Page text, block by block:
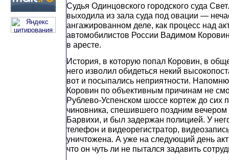
Судья Одинцовского городского суда
выходила из зала суда под овации —
ангажированном деле, как процесс над
автомобилистов России Вадимом
в аресте.
История, в которую попал Коровин, в
него изволил обидеться некий
вот и посыпались неприятности.
Коровин по объективным причинам не
Рублево-Успенском шоссе кортеж до сих
чиновника, спешившего поздним вечером
Барвихи, и был задержан полицией. У
телефон и видеорегистратор,
уничтожена. А уже на следующий день
что он чуть ли не пытался задавить